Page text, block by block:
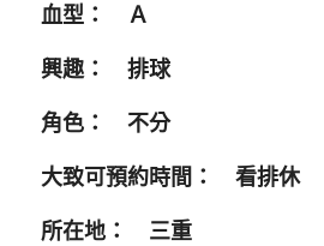
血型：　Ａ
興趣：　排球
角色：　不分
大致可預約時間：　看排休
所在地：　三重